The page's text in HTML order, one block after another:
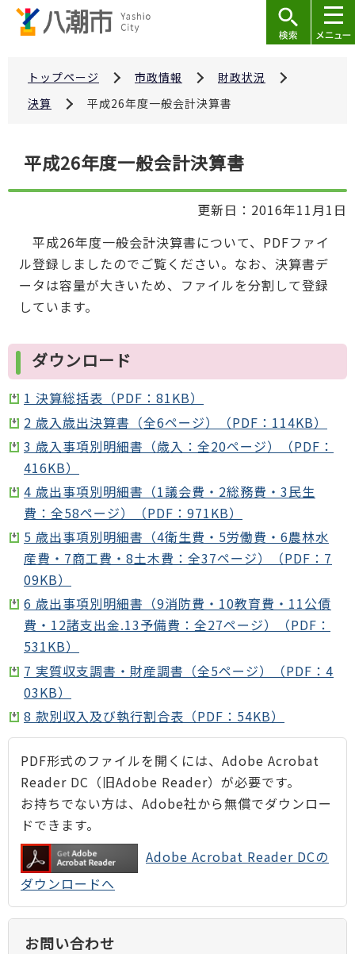
トップページ 市政情報
財政状況
決算
平成26年度一般会計決算書
こ
平成26年度一般会計決算書
更新日：2016年11月1日
平成26年度一般会計決算書について、PDFファイ
ル登録しましたのでご覧ください。なお、決算書デ
ータは容量が大きいため、ファイルを分割して登録
しています。
ダウンロード
1 決算総括表（PDF：81KB）
2 歳入歳出決算書（全6ページ）（PDF：114KB）
3 歳入事項別明細書（歳入：全20ページ）（PDF：
416KB）
4 歳出事項別明細書（1議会費・2総務費・3民生
費：全58ページ）（PDF：971KB）
5 歳出事項別明細書（4衛生費・5労働費・6農林水
産費・7商工費・8土木費：全37ページ）（PDF：7
09KB）
6 歳出事項別明細書（9消防費・10教育費・11公債
費・12諸支出金.13予備費：全27ページ）（PDF：
531KB）
7 実質収支調書・財産調書（全5ページ）（PDF：4
03KB）
8 款別収入及び執行割合表（PDF：54KB）
PDF形式のファイルを開くには、Adobe Acrobat
Reader DC（旧Adobe Reader）が必要です。
お持ちでない方は、Adobe社から無償でダウンロー
ドできます。
Adobe Acrobat Reader DCの
ダウンロードへ
お問い合わせ